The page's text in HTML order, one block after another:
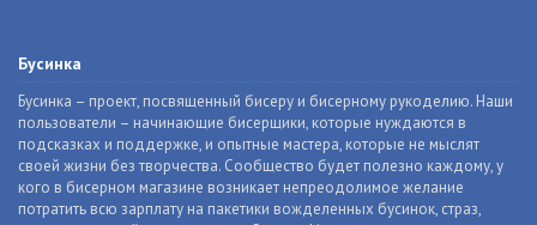
Бусинка
Бусинка – проект, посвященный бисеру и бисерному рукоделию. Наши
пользователи – начинающие бисерщики, которые нуждаются в
подсказках и поддержке, и опытные мастера, которые не мыслят
своей жизни без творчества. Сообщество будет полезно каждому, у
кого в бисерном магазине возникает непреодолимое желание
потратить всю зарплату на пакетики вожделенных бусинок, страз,